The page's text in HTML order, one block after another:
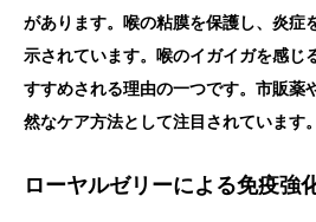
があります。喉の粘膜を保護し、炎症
示されています。喉のイガイガを感じ
すすめされる理由の一つです。市販薬
然なケア方法として注目されています。
ローヤルゼリーによる免疫強